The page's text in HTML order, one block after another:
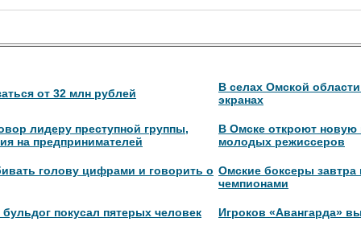
от 32 млн рублей
В селах Омской
экранах
лидеру преступной группы,
на предпринимателей
В Омске откроют новую
молодых режиссеров
голову цифрами и говорить о Омские боксеры завтра
чемпионами
покусал пятерых человек Игроков «Авангарда»